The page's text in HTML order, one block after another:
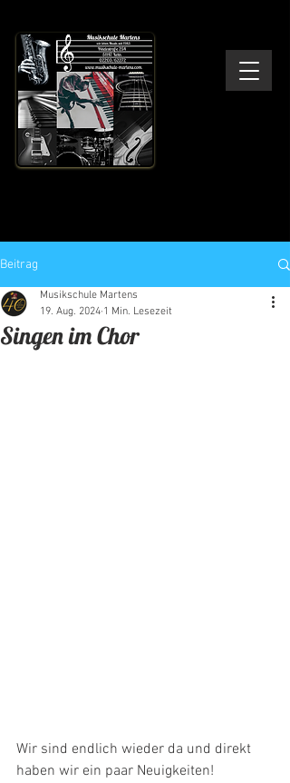
Beitrag
Singen im Chor
Musikschule Martens
19. Aug. 2024 1 Min. Lesezeit
Wir sind endlich wieder da und direkt
haben wir ein paar Neuigkeiten!